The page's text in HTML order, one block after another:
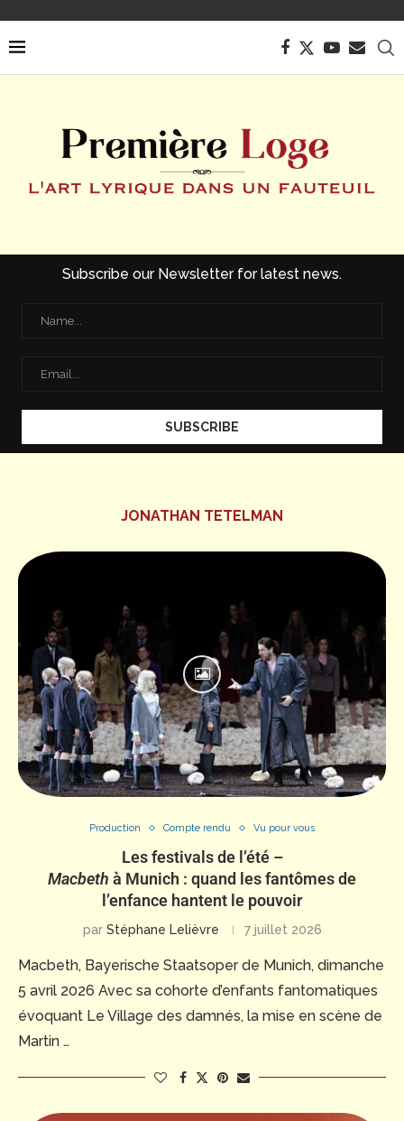
Subscribe our Newsletter for latest news.
JONATHAN TETELMAN
Production Compte rendu Vu pour vous
Les festivals de l’été –
Macbeth à Munich : quand les fantômes de
l’enfance hantent le pouvoir
par Stéphane Lelièvre 7 juillet 2026
Macbeth, Bayerische Staatsoper de Munich, dimanche
5 avril 2026 Avec sa cohorte d’enfants fantomatiques
évoquant Le Village des damnés, la mise en scène de
Martin …